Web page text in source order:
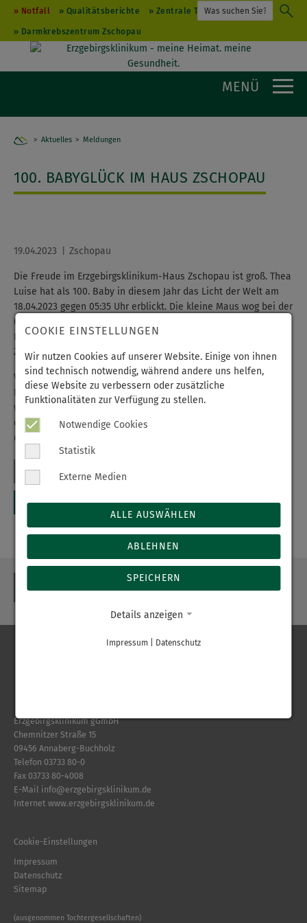
Notfall Qualitätsberichte Zentrale Terminvergabe
Darmkrebszentrum Zschopau
MENÜ
Home
Aktuelles Meldungen
100. BABYGLÜCK IM HAUS ZSCHOPAU
19.04.2023 Zschopau
Die Freude im Erzgebirgsklinikum-Haus Zschopau ist groß. Thea
Luise hat als 100. Baby in diesem Jahr das Licht der Welt am
18.04.2023 gegen 05:35 Uhr erblickt. Die kleine Maus wog bei der
Geburt 3920 Gramm und war stolze 53 cm groß. Die Mama der
Kleinen arbeitet selbst als Krankenschwester am Standort in
Zschopau.
Vor einigen Jahren erlebten sie und ihr Mann bereits hier im
Haus die Geburten ihrer ersten beiden Töchter (4 und 8 Jahre)
wo sie sich sehr wohlgefühlt haben. Nun durften Sie zum 3. Mal
diesen tollen Service der Entbindungsstation genießen, durch
die Geburt ihrer süßen Tochter Thea Luise Löschner.
Erzgebirgsklinikum gGmbH
Chemnitzer Straße 15
09456 Annaberg-Buchholz
Telefon 03733 80-0
Fax 03733 80-4008
E-Mail info@erzgebirgsklinikum.de
Internet www.erzgebirgsklinikum.de
Cookie-Einstellungen
Impressum
Datenschutz
Sitemap
(ausgenommen Tochtergesellschaften)
COOKIE EINSTELLUNGEN
Wir nutzen Cookies auf unserer Website. Einige von ihnen
sind technisch notwendig, während andere uns helfen,
diese Website zu verbessern oder zusätzliche
Funktionalitäten zur Verfügung zu stellen.
Notwendige Cookies
Statistik
Externe Medien
ALLE AUSWÄHLEN
ABLEHNEN
SPEICHERN
Details anzeigen
Impressum Datenschutz